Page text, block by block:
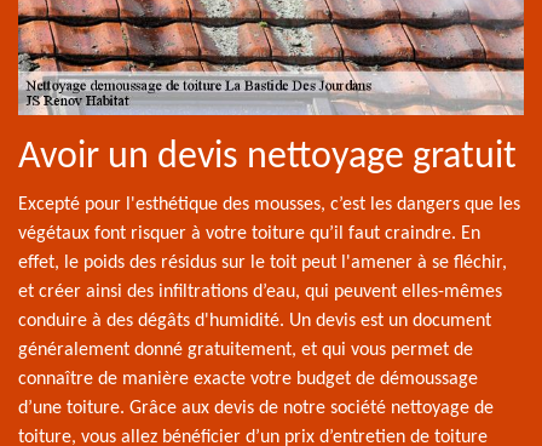
Avoir un devis nettoyage gratuit
Excepté pour l'esthétique des mousses, c’est les dangers que les
végétaux font risquer à votre toiture qu’il faut craindre. En
effet, le poids des résidus sur le toit peut l'amener à se fléchir,
et créer ainsi des infiltrations d’eau, qui peuvent elles-mêmes
conduire à des dégâts d'humidité. Un devis est un document
généralement donné gratuitement, et qui vous permet de
connaître de manière exacte votre budget de démoussage
d’une toiture. Grâce aux devis de notre société nettoyage de
toiture, vous allez bénéficier d’un prix d’entretien de toiture